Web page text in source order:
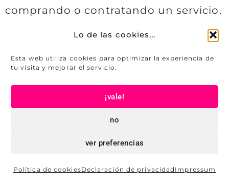
Lo de las cookies...
Esta web utiliza cookies para optimizar la experiencia de
tu visita y mejorar el servicio.
¡vale!
no
ver preferencias
Política de cookiesDeclaración de privacidad Impressum
comprando o contratando un servicio.
decisión de comprar o contratar:
informando de que solo quedan x
ese precio hasta una fecha
determinada. Esto activa el miedo a